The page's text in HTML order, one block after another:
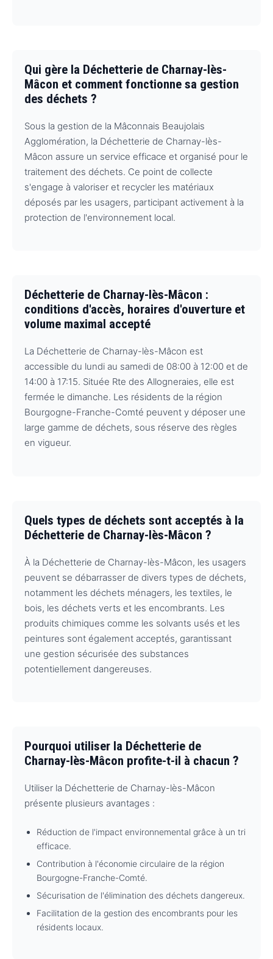
Qui gère la Déchetterie de Charnay-lès-
Mâcon et comment fonctionne sa gestion
des déchets ?
Sous la gestion de la Mâconnais Beaujolais
Agglomération, la Déchetterie de Charnay-lès-
Mâcon assure un service efficace et organisé pour le
traitement des déchets. Ce point de collecte
s'engage à valoriser et recycler les matériaux
déposés par les usagers, participant activement à la
protection de l'environnement local.
Déchetterie de Charnay-lès-Mâcon :
conditions d'accès, horaires d'ouverture et
volume maximal accepté
La Déchetterie de Charnay-lès-Mâcon est
accessible du lundi au samedi de 08:00 à 12:00 et de
14:00 à 17:15. Située Rte des Allogneraies, elle est
fermée le dimanche. Les résidents de la région
Bourgogne-Franche-Comté peuvent y déposer une
large gamme de déchets, sous réserve des règles
en vigueur.
Quels types de déchets sont acceptés à la
Déchetterie de Charnay-lès-Mâcon ?
À la Déchetterie de Charnay-lès-Mâcon, les usagers
peuvent se débarrasser de divers types de déchets,
notamment les déchets ménagers, les textiles, le
bois, les déchets verts et les encombrants. Les
produits chimiques comme les solvants usés et les
peintures sont également acceptés, garantissant
une gestion sécurisée des substances
potentiellement dangereuses.
Pourquoi utiliser la Déchetterie de
Charnay-lès-Mâcon profite-t-il à chacun ?
Utiliser la Déchetterie de Charnay-lès-Mâcon
présente plusieurs avantages :
Réduction de l'impact environnemental grâce à un tri
efficace.
Contribution à l'économie circulaire de la région
Bourgogne-Franche-Comté.
Sécurisation de l'élimination des déchets dangereux.
Facilitation de la gestion des encombrants pour les
résidents locaux.